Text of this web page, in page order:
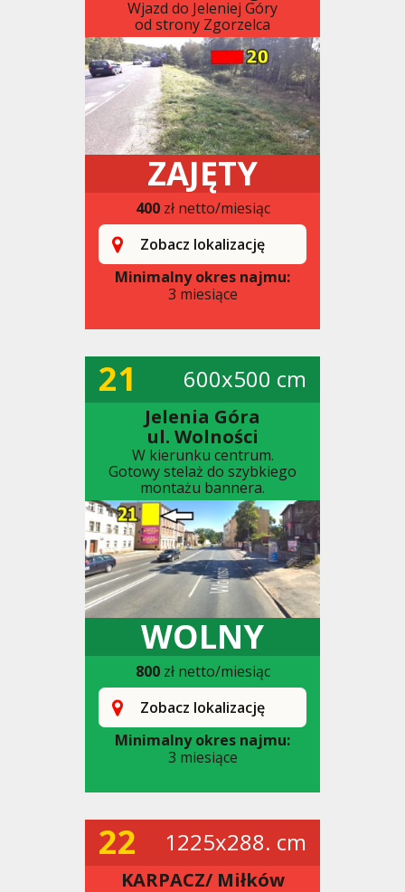
Wjazd do Jeleniej Góry
od strony Zgorzelca
ZAJĘTY
400zł netto/miesiąc
Zobacz lokalizację
Minimalny okres najmu:
3 miesiące
21 600x500 cm
Jelenia Góra
ul. Wolności
W kierunku centrum.
Gotowy stelaż do szybkiego
montażu bannera.
WOLNY
800zł netto/miesiąc
Zobacz lokalizację
Minimalny okres najmu:
3 miesiące
22 1225x288. cm
KARPACZ/ Miłków